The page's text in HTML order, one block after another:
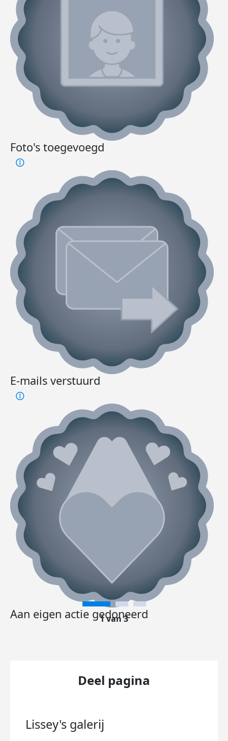
Foto's toegevoegd
E-mails verstuurd
Aan eigen actie gedoneerd
1 van 3
Deel pagina
Lissey's galerij